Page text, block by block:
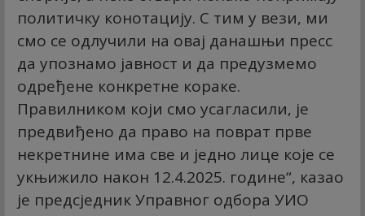
политичку конотацију. С тим у вези, ми
смо се одлучили на овај данашњи пресс
да упознамо јавност и да предузмемо
одређене конкретне кораке.
Правилником који смо усагласили, је
предвиђено да право на поврат прве
некретнине има све и једно лице које се
укњижило након 12.4.2025. године“, казао
је предсједник Управног одбора УИО